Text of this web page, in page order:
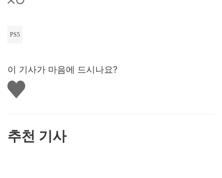
PS5
이 기사가 마음에 드시나요?
좋
아
추천 기사